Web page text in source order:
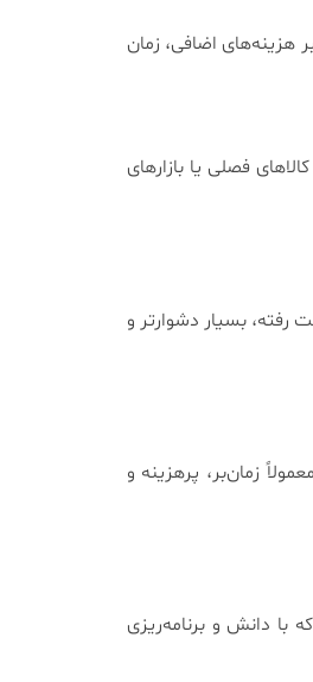
هزینه‌های اضافی، زمان
فصلی یا بازارهای
رفته، بسیار دشوارتر و
زمان‌بر، پرهزینه و
با دانش و برنامه‌ریزی